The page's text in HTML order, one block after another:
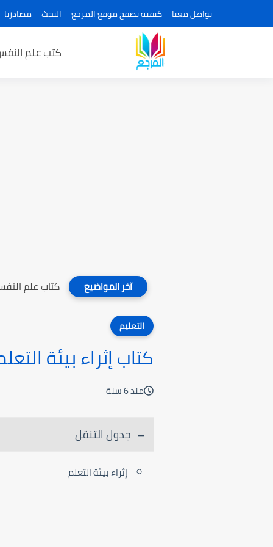
تواصل معنا كيفية تصفح موقع المرجع البحث مصادرنا
كتب علم
آخر المواضيع كتاب علم
التعليم
كتاب إثراء بيئة
منذ 6 سنة
جدول التنقل
إثراء بيئة التعلم